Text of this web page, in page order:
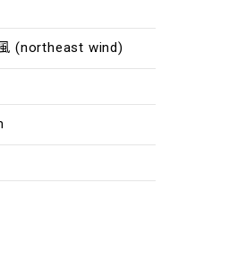
(northeast wind)